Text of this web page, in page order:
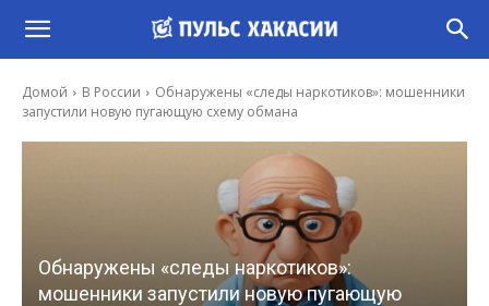
Домой В России
Обнаружены «следы наркотиков»: мошенники
запустили новую пугающую схему обмана
Обнаружены «следы наркотиков»:
мошенники запустили новую пугающую